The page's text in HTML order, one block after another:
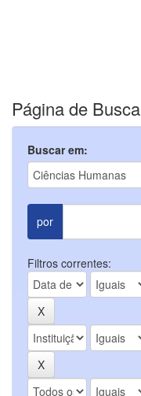
Página de Busca
Buscar em:
por
Filtros correntes: